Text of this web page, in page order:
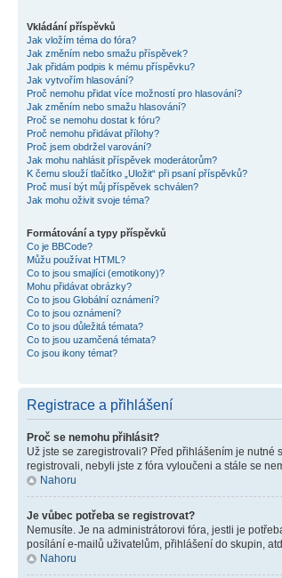
Vkládání příspěvků
Jak vložím téma do fóra?
Jak změním nebo smažu příspěvek?
Jak přidám podpis k mému příspěvku?
Jak vytvořím hlasování?
Proč nemohu přidat více možností pro hlasování?
Jak změním nebo smažu hlasování?
Proč se nemohu dostat k fóru?
Proč nemohu přidávat přílohy?
Proč jsem obdržel varování?
Jak mohu nahlásit příspěvek moderátorům?
K čemu slouží tlačítko „Uložit“ při psaní příspěvků?
Proč musí být můj příspěvek schválen?
Jak mohu oživit svoje téma?
Formátování a typy příspěvků
Co je BBCode?
Můžu používat HTML?
Co to jsou smajlíci (emotikony)?
Mohu přidávat obrázky?
Co to jsou Globální oznámení?
Co to jsou oznámení?
Co to jsou důležitá témata?
Co to jsou uzamčená témata?
Co jsou ikony témat?
Registrace a přihlášení
Proč se nemohu přihlásit?
Už jste se zaregistrovali? Před přihlášením je nutné
registrovali, nebyli jste z fóra vyloučeni a stále se
Nahoru
Je vůbec potřeba se registrovat?
Nemusíte. Je na administrátorovi fóra, jestli je
posílání e-mailů uživatelům, přihlášení do skupin,
Nahoru